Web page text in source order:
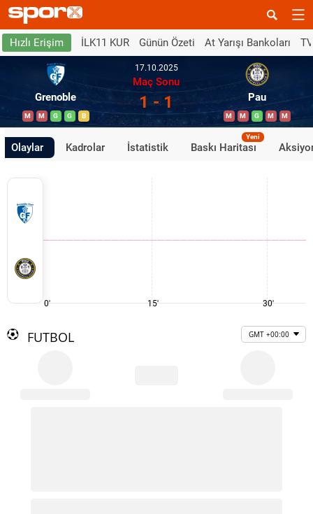
Hızlı Erişim İLK11 KUR Günün Özeti At Yarışı Bankoları
Grenoble
M M G G B
17.10.2025
Maç Sonu
1 - 1 Pau
M M G M M
Olaylar Kadrolar İstatistik Baskı Haritası
Yeni
0' 15' 30'
FUTBOL GMT +00:00